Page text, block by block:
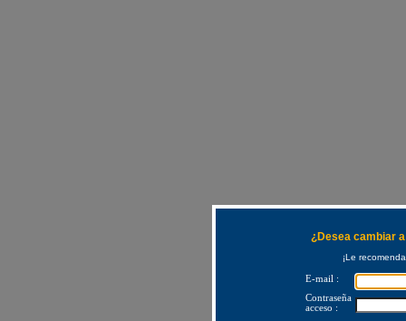
¿Desea cambiar
¡Le
E-mail :
Contraseña
acceso :